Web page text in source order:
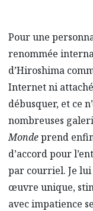
Pour une
renommée
d’Hiroshima
Internet ni attaché
débusquer, et ce
nombreuses
Mondeprend
d’accord pour
par courriel. Je lui
œuvre unique,
avec impatience